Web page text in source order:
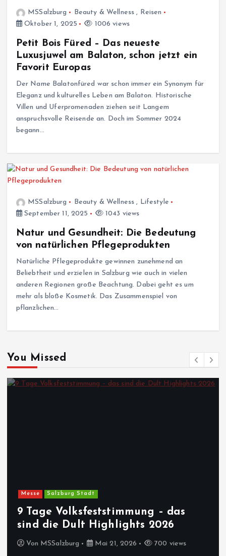
MSSalzburg Beauty & Wellness , Reisen
Oktober 1, 2025
1006 views
Petit Bois Füred – Das neueste
Luxusjuwel am Balaton, schon jetzt ein
Favorit Europas
Der Name Balatonfüred war schon immer ein Synonym für
Eleganz und kulturelles Leben am Balaton. Historische
Villen und Uferpromenaden ziehen seit Langem
anspruchsvolle Reisende an. Doch im Sommer 2024
begann…
MSSalzburg Beauty & Wellness , Lifestyle
September 11, 2025
1043 views
Natur und Gesundheit: Die Bedeutung
von natürlichen Pflegeprodukten
Natürliche Pflegeprodukte gewinnen zunehmend an
Beliebtheit und erzielen in Salzburg wie auch in vielen
anderen Regionen große Beachtung. Dabei geht es um
mehr als bloße Kosmetik. Das Zusammenspiel von
pflanzlichen…
You Missed
Messe Salzburg Stadt
9 Tage Volksfeststimmung – das
sind die Dult Highlights 2026
Von MSSalzburg Mai 21, 2026 700 views